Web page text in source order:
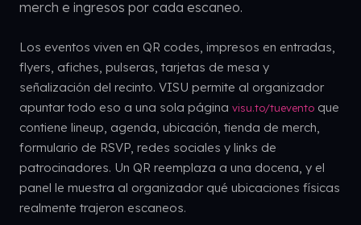
merch e ingresos por cada escaneo.
Los eventos viven en QR codes, impresos en entradas,
flyers, afiches, pulseras, tarjetas de mesa y
señalización del recinto. VISU permite al organizador
apuntar todo eso a una sola página visu.to/tuevento que
contiene lineup, agenda, ubicación, tienda de merch,
formulario de RSVP, redes sociales y links de
patrocinadores. Un QR reemplaza a una docena, y el
panel le muestra al organizador qué ubicaciones físicas
realmente trajeron escaneos.